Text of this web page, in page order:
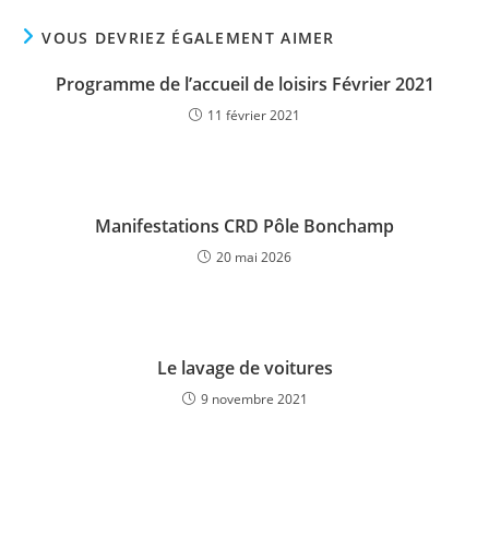
VOUS DEVRIEZ ÉGALEMENT AIMER
Programme de l’accueil de loisirs Février 2021
11 février 2021
Manifestations CRD Pôle Bonchamp
20 mai 2026
Le lavage de voitures
9 novembre 2021